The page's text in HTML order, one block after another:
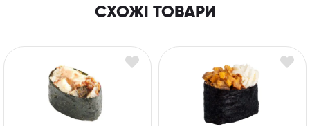
СХОЖІ ТОВАРИ